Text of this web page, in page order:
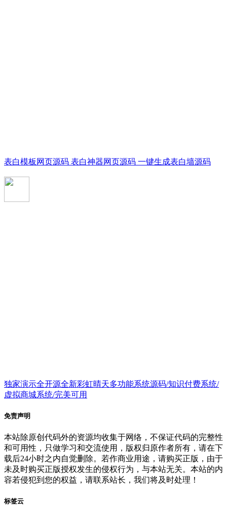
表白模板网页源码 表白神器网页源码 一键生成表白墙源码
独家演示全开源全新彩虹晴天多功能系统源码/知识付费系统/
虚拟商城系统/完美可用
免责声明
本站除原创代码外的资源均收集于网络，不保证代码的完整性
和可用性，只做学习和交流使用，版权归原作者所有，请在下
载后24小时之内自觉删除。若作商业用途，请购买正版，由于
未及时购买正版授权发生的侵权行为，与本站无关。本站的内
容若侵犯到您的权益，请联系站长，我们将及时处理！
标签云